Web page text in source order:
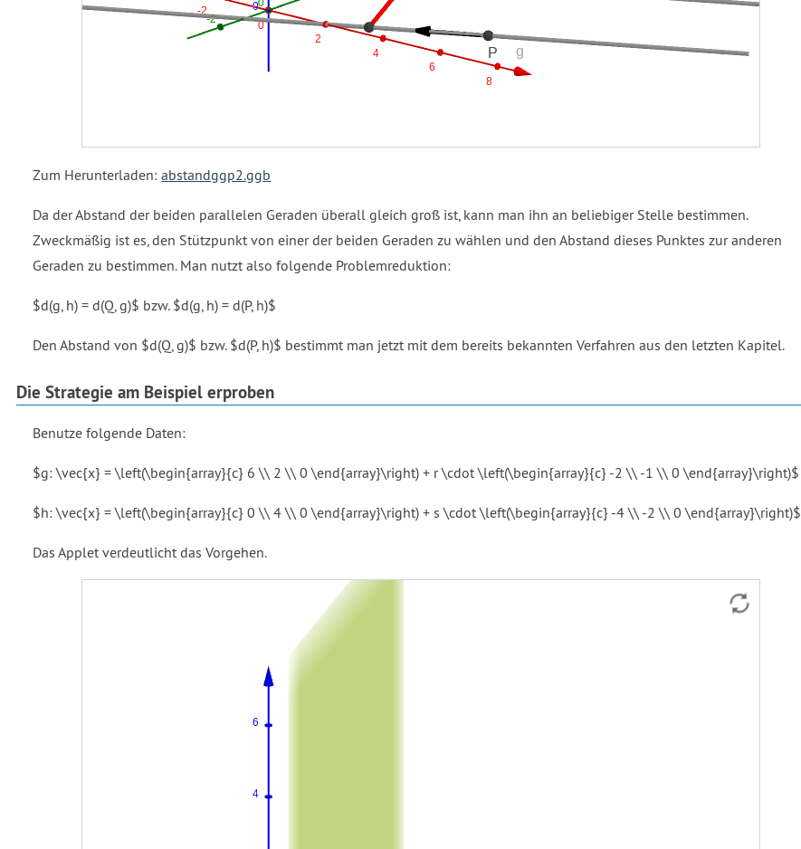
Zum Herunterladen: abstandggp2.ggb
Da der Abstand der beiden parallelen Geraden überall gleich groß ist, kann man ihn an beliebiger Stelle bestimmen.
Zweckmäßig ist es, den Stützpunkt von einer der beiden Geraden zu wählen und den Abstand dieses Punktes zur anderen
Geraden zu bestimmen. Man nutzt also folgende Problemreduktion:
$d(g, h) = d(Q, g)$ bzw. $d(g, h) = d(P, h)$
Den Abstand von $d(Q, g)$ bzw. $d(P, h)$ bestimmt man jetzt mit dem bereits bekannten Verfahren aus den letzten Kapitel.
Die Strategie am Beispiel erproben
Benutze folgende Daten:
$g: \vec{x} = \left(\begin{array}{c} 6 \\ 2 \\ 0 \end{array}\right) + r \cdot \left(\begin{array}{c} -2 \\ -1 \\ 0 \end{array}\right)$
$h: \vec{x} = \left(\begin{array}{c} 0 \\ 4 \\ 0 \end{array}\right) + s \cdot \left(\begin{array}{c} -4 \\ -2 \\ 0 \end{array}\right)$
Das Applet verdeutlicht das Vorgehen.